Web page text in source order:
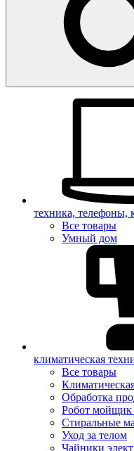
техника, телефоны,
Все товары
Умный дом
климатическая
Все товары
Обработка
Робот мойщик
Стиральные
Уход за телом
Чайники